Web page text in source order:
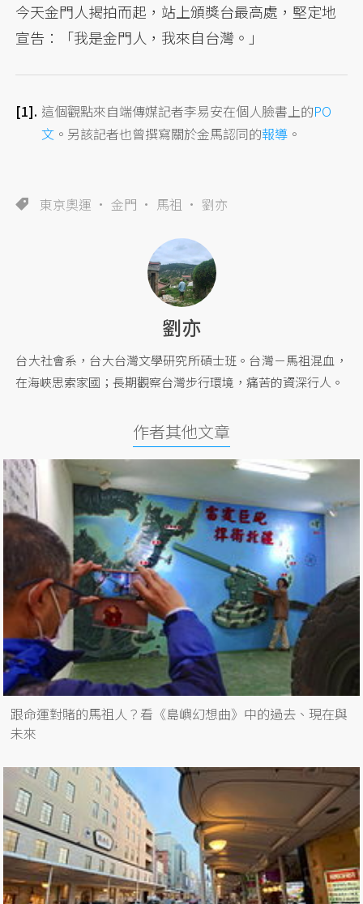
今天金門人揭拍而起，站上頒獎台最高處，堅定地
宣告：「我是金門人，我來自台灣。」
這個觀點來自端傳媒記者李易安在個人臉書上的PO
文 。另該記者也曾撰寫關於金馬認同的報導 。
東京奧運 金門 馬祖 劉亦
劉亦
台大社會系，台大台灣文學研究所碩士班。台灣－馬祖混血，
在海峽思索家國；長期觀察台灣步行環境，痛苦的資深行人。
作者其他文章
跟命運對賭的馬祖人？看《島嶼幻想曲》中的過去、現在與
未來